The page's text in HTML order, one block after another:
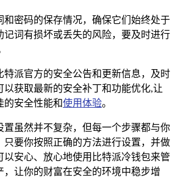
和密码的保存情况，确保它们始终处于
记词有损坏或丢失的风险，要及时进行
特派官方的安全公告和更新信息，及时
以获取最新的安全补丁和功能优化,让
的安全性能和使用体验。
置虽然并不复杂，但每一个步骤都与你
只要你按照正确的方法进行设置，并做
以安心、放心地使用比特派冷钱包来管
，让你的财富在安全的环境中稳步增